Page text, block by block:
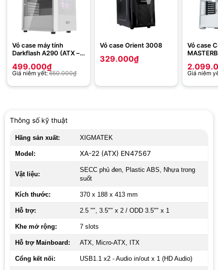
Vỏ case máy tính
Darkflash A290 (ATX –
499.000₫
Giá niêm yết:650.000₫
Vỏ case Orient 3008
329.000₫
Vỏ case
Fan
Giá niêm
Thông số kỹ thuật
Hãng sản xuất: XIGMATEK
Model: XA-22 (ATX) EN47567
Vật liệu:
SECC phủ đen, Plastic ABS, Nhựa trong
suốt
Kích thước: 370 x 188 x 413 mm
Hỗ trợ: 2.5 "", 3.5"" x 2 / ODD 3.5"" x 1
Khe mở rộng: 7 slots
Hỗ trợ Mainboard: ATX, Micro-ATX, ITX
Cổng kết nối: USB1.1 x2 - Audio in/out x 1 (HD Audio)